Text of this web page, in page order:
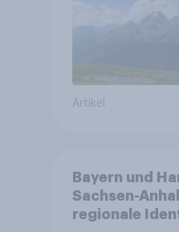
Artikel
Bayern und
Sachsen-
regionale